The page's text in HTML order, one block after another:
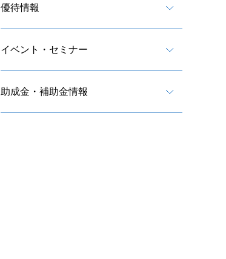
優待情報
イベント・セミナー
助成金・補助金情報